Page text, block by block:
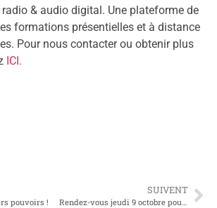
& audio digital. Une plateforme de
formations présentielles et à distance
Pour nous contacter ou obtenir plus
ICI.
pouvoirs !
SUIVENT